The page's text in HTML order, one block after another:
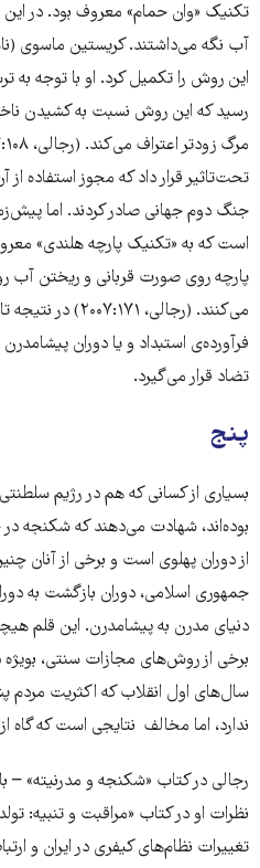
تکنیک «وان حمام» معروف بود. در این
آب نگه می‌داشتند. کریستین ماسوی
این روش را تکمیل کرد. او با توجه
رسید که این روش نسبت به کشیدن
تحت‌تاثیر قرار داد که مجوز استفاده‌ از
جنگ دوم جهانی صادر کردند. اما
است که به «تکنیک پارچه هلندی»
پارچه روی صورت قربانی و ریختن آب
می‌کنند. (رجالی،
فرآورده‌ی ‌استبداد و یا دوران
تضاد قرار می‌گیرد.
پنج
بسیاری از کسانی که هم در رژیم‌
بوده‌اند، شهادت می‌دهند که شکنجه
از دوران پهلوی است و برخی از آنان
جمهوری اسلامی، دوران بازگشت به
دنیای مدرن به پیشامدرن. این قلم
برخی از روش‌های مجازات سنتی،
سال‌های اول انقلاب که اکثریت مردم
ندارد، اما مخالف نتایجی است که گاه
رجالی در کتاب «شکنجه و مدرنیته» –
نظرات او در کتاب «مراقبت و تنبیه:
تغییرات نظام‌های کیفری در ایران و